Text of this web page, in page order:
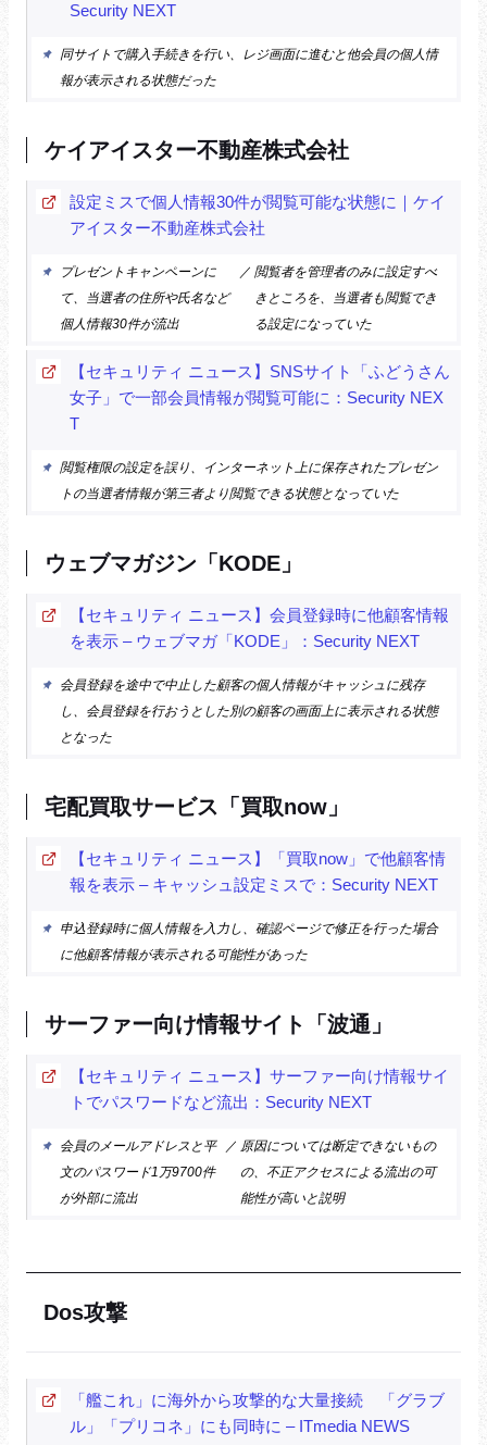
Security NEXT
同サイトで購入手続きを行い、レジ画面に進むと他会員の個人情
報が表示される状態だった
ケイアイスター不動産株式会社
設定ミスで個人情報30件が閲覧可能な状態に｜ケイ
アイスター不動産株式会社
プレゼントキャンペーンに
て、当選者の住所や氏名など
個人情報30件が流出
／ 閲覧者を管理者のみに設定すべ
きところを、当選者も閲覧でき
る設定になっていた
【セキュリティ ニュース】SNSサイト「ふどうさん
女子」で一部会員情報が閲覧可能に：Security NEX
T
閲覧権限の設定を誤り、インターネット上に保存されたプレゼン
トの当選者情報が第三者より閲覧できる状態となっていた
ウェブマガジン「KODE」
【セキュリティ ニュース】会員登録時に他顧客情報
を表示 – ウェブマガ「KODE」：Security NEXT
会員登録を途中で中止した顧客の個人情報がキャッシュに残存
し、会員登録を行おうとした別の顧客の画面上に表示される状態
となった
宅配買取サービス「買取now」
【セキュリティ ニュース】「買取now」で他顧客情
報を表示 – キャッシュ設定ミスで：Security NEXT
申込登録時に個人情報を入力し、確認ページで修正を行った場合
に他顧客情報が表示される可能性があった
サーファー向け情報サイト「波通」
【セキュリティ ニュース】サーファー向け情報サイ
トでパスワードなど流出：Security NEXT
会員のメールアドレスと平
文のパスワード1万9700件
が外部に流出
／ 原因については断定できないもの
の、不正アクセスによる流出の可
能性が高いと説明
Dos攻撃
「艦これ」に海外から攻撃的な大量接続 「グラブ
ル」「プリコネ」にも同時に – ITmedia NEWS